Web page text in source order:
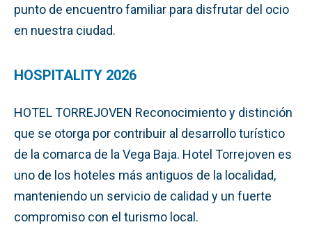
punto de encuentro familiar para disfrutar del ocio
en nuestra ciudad.
HOSPITALITY 2026
HOTEL TORREJOVEN Reconocimiento y distinción
que se otorga por contribuir al desarrollo turístico
de la comarca de la Vega Baja. Hotel Torrejoven es
uno de los hoteles más antiguos de la localidad,
manteniendo un servicio de calidad y un fuerte
compromiso con el turismo local.